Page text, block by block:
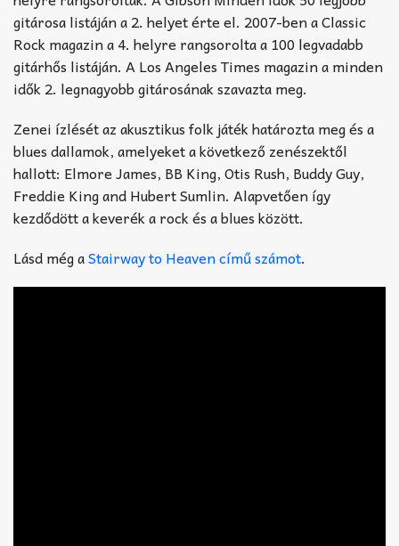
gitárosa listáján a 2. helyet érte el. 2007-ben a Classic
Rock magazin a 4. helyre rangsorolta a 100 legvadabb
gitárhős listáján. A Los Angeles Times magazin a minden
idők 2. legnagyobb gitárosának szavazta meg.
Zenei ízlését az akusztikus folk játék határozta meg és a
blues dallamok, amelyeket a következő zenészektől
hallott: Elmore James, BB King, Otis Rush, Buddy Guy,
Freddie King and Hubert Sumlin. Alapvetően így
kezdődött a keverék a rock és a blues között.
Lásd még aStairway to Heaven című számot.